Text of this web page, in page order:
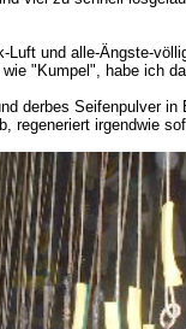
und alle-Ängste-
"Kumpel", habe ich
derbes Seifenpulver
irgendwie